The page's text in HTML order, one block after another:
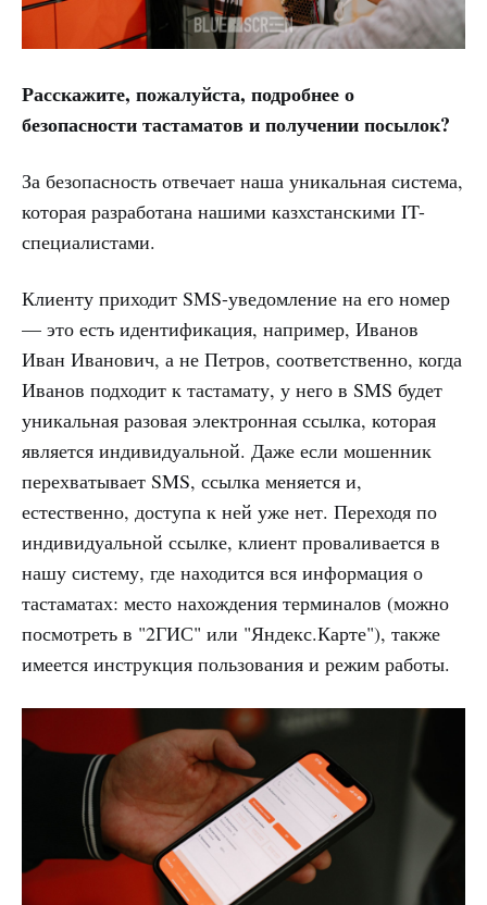
Расскажите, пожалуйста, подробнее о
безопасности тастаматов и получении посылок?
За безопасность отвечает наша уникальная система,
которая разработана нашими казхстанскими IT-
специалистами.
Клиенту приходит SMS-уведомление на его номер
— это есть идентификация, например, Иванов
Иван Иванович, а не Петров, соответственно, когда
Иванов подходит к тастамату, у него в SMS будет
уникальная разовая электронная ссылка, которая
является индивидуальной. Даже если мошенник
перехватывает SMS, ссылка меняется и,
естественно, доступа к ней уже нет. Переходя по
индивидуальной ссылке, клиент проваливается в
нашу систему, где находится вся информация о
тастаматах: место нахождения терминалов (можно
посмотреть в "2ГИС" или "Яндекс.Карте"), также
имеется инструкция пользования и режим работы.